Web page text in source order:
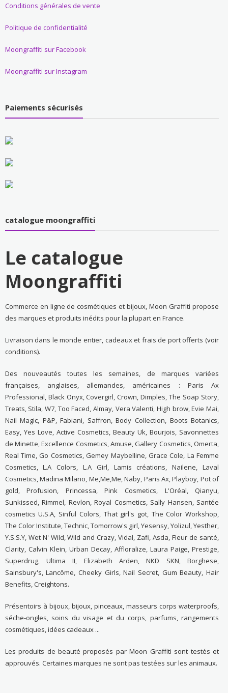
Conditions générales de vente
Politique de confidentialité
Moongraffiti sur Facebook
Moongraffiti sur Instagram
Paiements sécurisés
catalogue moongraffiti
Le catalogue
Moongraffiti
Commerce en ligne de cosmétiques et bijoux, Moon Graffiti propose
des marques et produits inédits pour la plupart en France.
Livraison dans le monde entier, cadeaux et frais de port offerts (voir
conditions).
Des nouveautés toutes les semaines, de marques variées
françaises, anglaises, allemandes, américaines : Paris Ax
Professional, Black Onyx, Covergirl, Crown, Dimples, The Soap Story,
Treats, Stila, W7, Too Faced, Almay, Vera Valenti, High brow, Evie Mai,
Nail Magic, P&P, Fabiani, Saffron, Body Collection, Boots Botanics,
Easy, Yes Love, Active Cosmetics, Beauty Uk, Bourjois, Savonnettes
de Minette, Excellence Cosmetics, Amuse, Gallery Cosmetics, Omerta,
Real Time, Go Cosmetics, Gemey Maybelline, Grace Cole, La Femme
Cosmetics, L.A Colors, L.A Girl, Lamis créations, Nailene, Laval
Cosmetics, Madina Milano, Me,Me,Me, Naby, Paris Ax, Playboy, Pot of
gold, Profusion, Princessa, Pink Cosmetics, L'Oréal, Qianyu,
Sunkissed, Rimmel, Revlon, Royal Cosmetics, Sally Hansen, Santée
cosmetics U.S.A, Sinful Colors, That girl's got, The Color Workshop,
The Color Institute, Technic, Tomorrow's girl, Yesensy, Yolizul, Yesther,
Y.S.S.Y, Wet N' Wild, Wild and Crazy, Vidal, Zafi, Asda, Fleur de santé,
Clarity, Calvin Klein, Urban Decay, Affloralize, Laura Paige, Prestige,
Superdrug, Ultima II, Elizabeth Arden, NKD SKN, Borghese,
Sainsbury's, Lancôme, Cheeky Girls, Nail Secret, Gum Beauty, Hair
Benefits, Creightons.
Présentoirs à bijoux, bijoux, pinceaux, masseurs corps waterproofs,
séche-ongles, soins du visage et du corps, parfums, rangements
cosmétiques, idées cadeaux ...
Les produits de beauté proposés par Moon Graffiti sont testés et
approuvés. Certaines marques ne sont pas testées sur les animaux.